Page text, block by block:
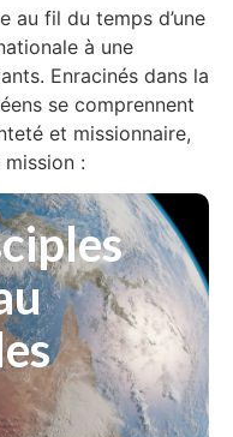
au fil du temps d’une
à une
Enracinés dans la
se comprennent
et missionnaire,
: